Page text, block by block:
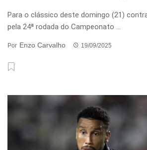
Para o clássico deste domingo (21)
pela 24ª rodada do Campeonato ...
Por Enzo Carvalho 19/09/2025